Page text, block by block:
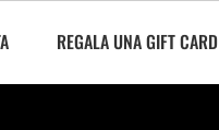
REGALA UNA GIFT CARD